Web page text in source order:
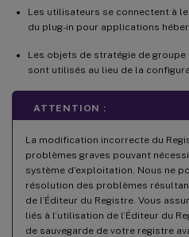
Les utilisateurs se connectent à
du plug-in pour applications
Les objets de stratégie de groupe
sont utilisés au lieu de la
ATTENTION :
La modification incorrecte du
problèmes graves pouvant
système d’exploitation. Nous ne
résolution des problèmes
de l’Éditeur du Registre. Vous
liés à l’utilisation de l’Éditeur du
de sauvegarde de votre registre